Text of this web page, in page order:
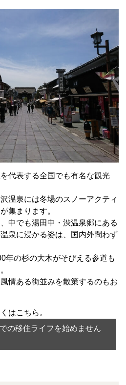
代表する全国でも有名な観光
温泉には冬場のスノーアクティ
集まります。
中でも湯田中・渋温泉郷にある
泉に浸かる姿は、国内外問わず
年の杉の大木がそびえる参道も
情ある街並みを散策するのもお
はこちら。
の移住ライフを始めません